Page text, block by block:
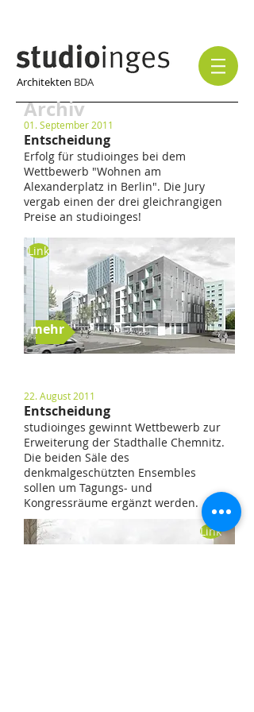
Architekten BDA
Archiv
01. September 2011
Entscheidung
Erfolg für studioinges bei dem
Wettbewerb "Wohnen am
Alexanderplatz in Berlin". Die Jury
vergab einen der drei gleichrangigen
Preise an studioinges!
Link
mehr
22. August 2011
Entscheidung
studioinges gewinnt Wettbewerb zur
Erweiterung der Stadthalle Chemnitz.
Die beiden Säle des
denkmalgeschützten Ensembles
sollen um Tagungs- und
Kongressräume ergänzt werden.
Link